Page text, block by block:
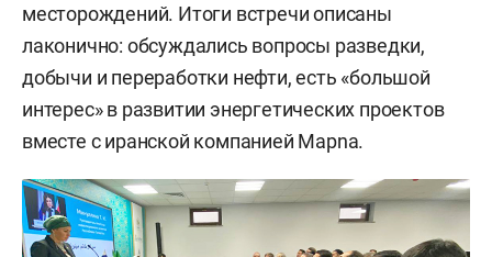
месторождений. Итоги встречи описаны
лаконично: обсуждались вопросы разведки,
добычи и переработки нефти, есть «большой
интерес» в развитии энергетических проектов
вместе с иранской компанией Mapna.